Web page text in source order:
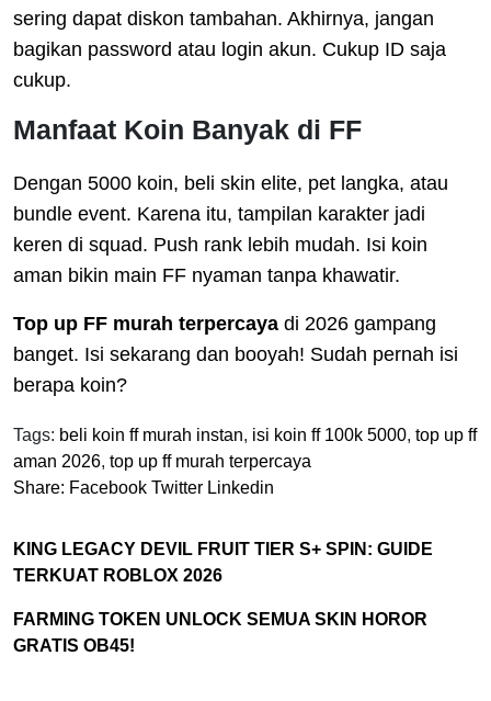
sering dapat diskon tambahan. Akhirnya, jangan
bagikan password atau login akun. Cukup ID saja
cukup.
Manfaat Koin Banyak di FF
Dengan 5000 koin, beli skin elite, pet langka, atau
bundle event. Karena itu, tampilan karakter jadi
keren di squad. Push rank lebih mudah. Isi koin
aman bikin main FF nyaman tanpa khawatir.
Top up FF murah terpercaya di 2026 gampang
banget. Isi sekarang dan booyah! Sudah pernah isi
berapa koin?
Tags: beli koin ff murah instan, isi koin ff 100k 5000, top up ff
aman 2026, top up ff murah terpercaya
Share: Facebook Twitter Linkedin
KING LEGACY DEVIL FRUIT TIER S+ SPIN: GUIDE
TERKUAT ROBLOX 2026
FARMING TOKEN UNLOCK SEMUA SKIN HOROR
GRATIS OB45!